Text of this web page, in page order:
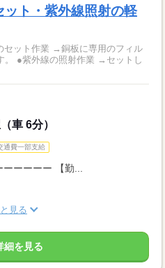
ト・紫外線照射の軽
セット作業 →銅板に専用のフィル
。 ●紫外線の照射作業 →セットし
車 6分）
通費一部支給
ーーーーー 【勤...
見る
細を見る